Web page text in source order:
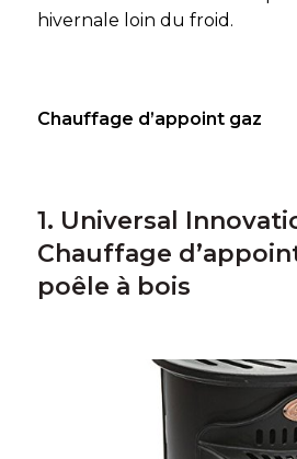
hivernale loin du froid.
Chauffage d’appoint gaz
1. Universal
Chauffage
poêle à bois